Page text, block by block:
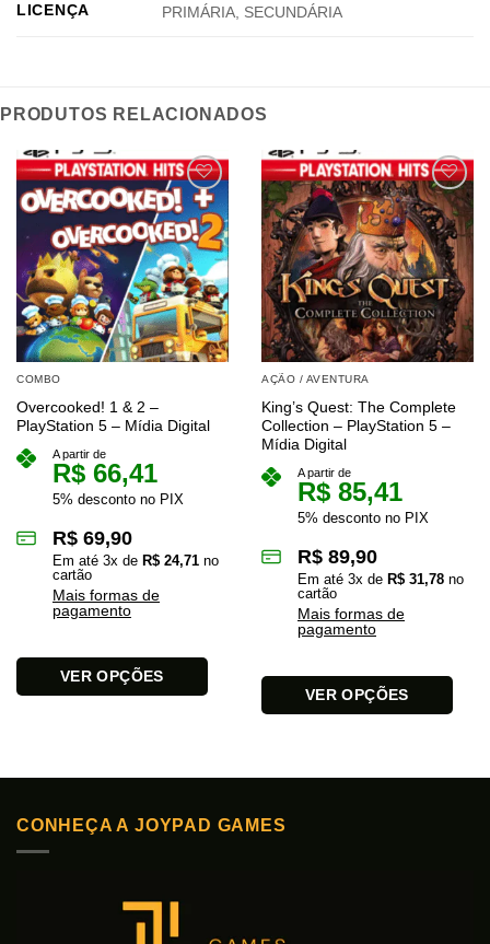
LICENÇA PRIMÁRIA, SECUNDÁRIA
PRODUTOS RELACIONADOS
COMBO
Overcooked! 1 & 2 –
PlayStation 5 – Mídia Digital
A partir de
R$ 66,41
5% desconto no PIX
R$ 69,90
Em até 3x de R$ 24,71 no
cartão
Mais formas de
pagamento
VER OPÇÕES
várias
As
AÇÃO / AVENTURA
King’s Quest: The Complete
Collection – PlayStation 5 –
Mídia Digital
A partir de
R$ 85,41
5% desconto no PIX
R$ 89,90
Em até 3x de R$ 31,78 no
cartão
Mais formas de
pagamento
VER OPÇÕES
variantes.
CONHEÇA A JOYPAD GAMES